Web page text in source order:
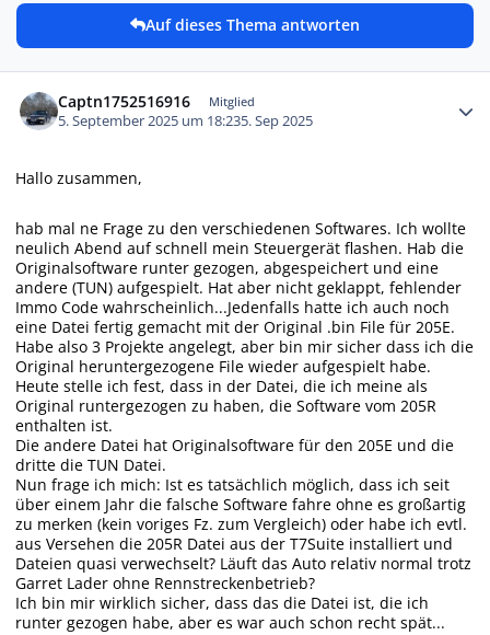
Auf dieses Thema antworten
Captn1752516916 Mitglied
5. September 2025 um 18:235. Sep 2025
Hallo zusammen,
hab mal ne Frage zu den verschiedenen Softwares. Ich wollte
neulich Abend auf schnell mein Steuergerät flashen. Hab die
Originalsoftware runter gezogen, abgespeichert und eine
andere (TUN) aufgespielt. Hat aber nicht geklappt, fehlender
Immo Code wahrscheinlich...Jedenfalls hatte ich auch noch
eine Datei fertig gemacht mit der Original .bin File für 205E.
Habe also 3 Projekte angelegt, aber bin mir sicher dass ich die
Original heruntergezogene File wieder aufgespielt habe.
Heute stelle ich fest, dass in der Datei, die ich meine als
Original runtergezogen zu haben, die Software vom 205R
enthalten ist.
Die andere Datei hat Originalsoftware für den 205E und die
dritte die TUN Datei.
Nun frage ich mich: Ist es tatsächlich möglich, dass ich seit
über einem Jahr die falsche Software fahre ohne es großartig
zu merken (kein voriges Fz. zum Vergleich) oder habe ich evtl.
aus Versehen die 205R Datei aus der T7Suite installiert und
Dateien quasi verwechselt? Läuft das Auto relativ normal trotz
Garret Lader ohne Rennstreckenbetrieb?
Ich bin mir wirklich sicher, dass das die Datei ist, die ich
runter gezogen habe, aber es war auch schon recht spät...